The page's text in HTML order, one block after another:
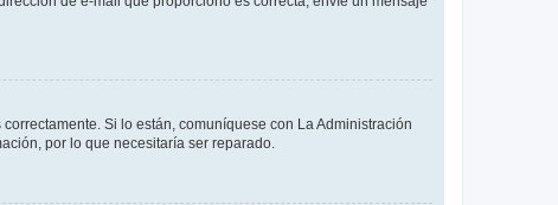
Si lo están, comuníquese con La Administración
por lo que necesitaría ser reparado.